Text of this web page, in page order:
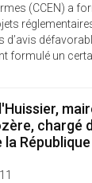
(CCEN) a
d’avis
formulé un
chargé
la